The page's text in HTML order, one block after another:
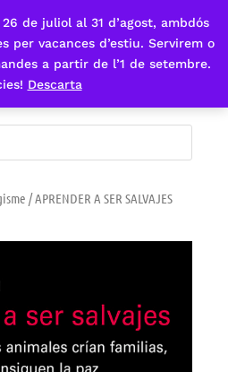
de juliol al 31 d’agost, ambdós
per vacances d’estiu. Servirem o
a partir de l’1 de setembre.
Descarta
/ APRENDER A SER SALVAJES